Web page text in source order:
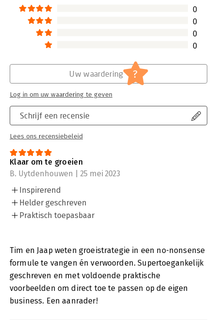
0
0
0
0
Schrijf een recensie
Lees ons recensiebeleid
Uw waardering ?
Log in om uw waardering te geven
Klaar om te groeien
B. Uytdenhouwen | 25 mei 2023
Inspirerend
Helder geschreven
Praktisch toepasbaar
Tim en Jaap weten groeistrategie in een no-nonsense
formule te vangen én verwoorden. Supertoegankelijk
geschreven en met voldoende praktische
voorbeelden om direct toe te passen op de eigen
business. Een aanrader!